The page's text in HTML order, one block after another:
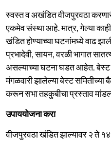
स्वस्त व अखंडित वीजपुरवठा
एकमेव संस्था आहे. मात्र, गेल्या
खंडित होण्याच्या घटनांमध्ये वाढ
प्रभादेवी, सायन, वरळी भागात
असल्याच्या घटना घडत आहेत. बेस्ट
मंगळवारी झालेल्या बेस्ट समितीच्या
करून सभा तहकुबीचा प्रस्ताव
उपाययोजना करा
वीजपुरवठा खंडित झाल्यावर २ ते